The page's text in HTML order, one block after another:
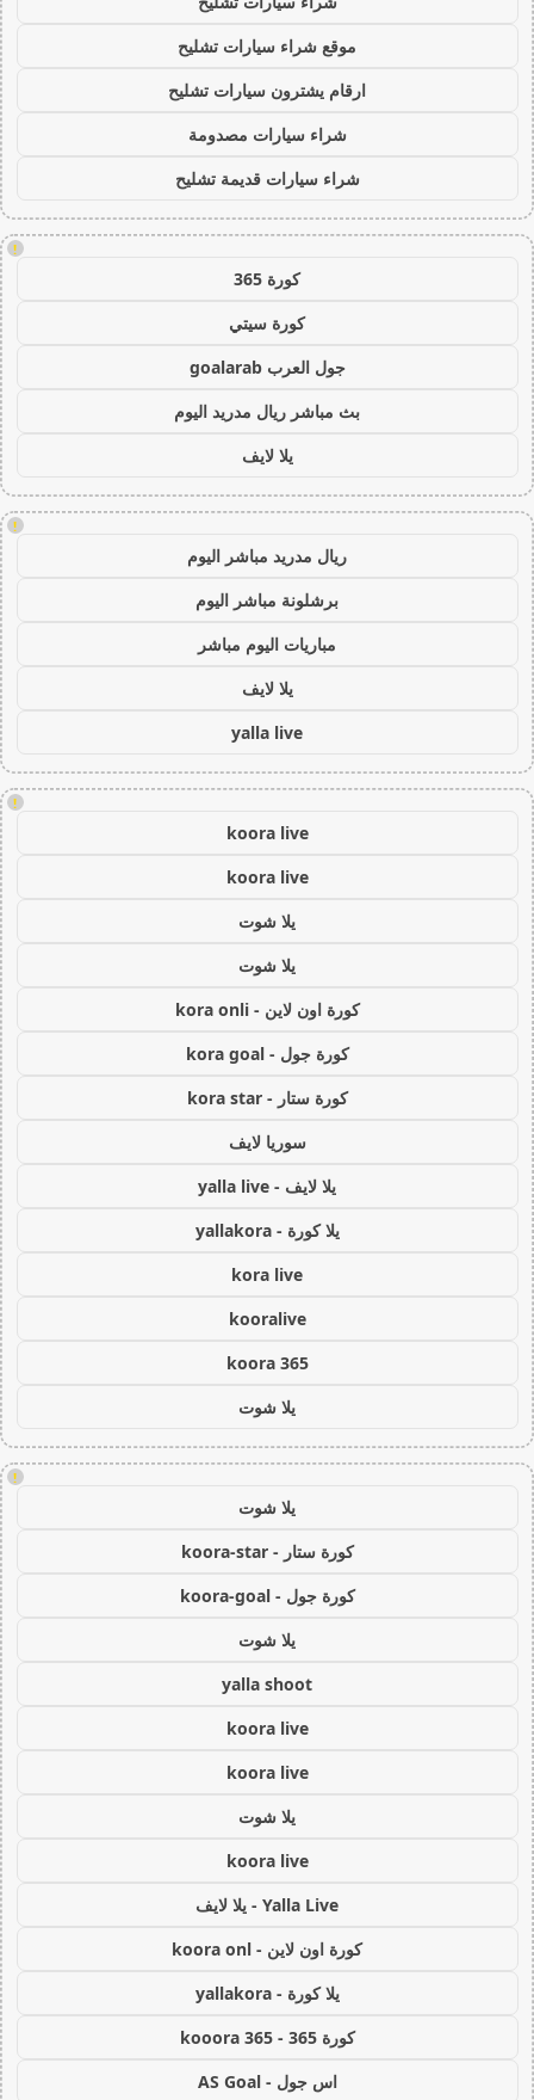
موقع شراء سيارات تشليح
ارقام يشترون سيارات تشليح
شراء سيارات مصدومة
شراء سيارات قديمة تشليح
!
كورة 365
كورة سيتي
جول العرب goalarab
بث مباشر ريال مدريد اليوم
يلا لايف
!
ريال مدريد مباشر اليوم
برشلونة مباشر اليوم
مباريات اليوم مباشر
يلا لايف
yalla live
!
koora live
koora live
يلا شوت
يلا شوت
كورة اون لاين - kora onli
كورة جول - kora goal
كورة ستار - kora star
سوريا لايف
يلا لايف - yalla live
يلا كورة - yallakora
kora live
kooralive
koora 365
يلا شوت
!
يلا شوت
كورة ستار - koora-star
كورة جول - koora-goal
يلا شوت
yalla shoot
koora live
koora live
يلا شوت
koora live
Yalla Live - يلا لايف
كورة اون لاين - koora onl
يلا كورة - yallakora
كورة 365 - kooora 365
اس جول - AS Goal